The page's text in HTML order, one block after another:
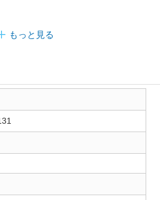
もっと見る